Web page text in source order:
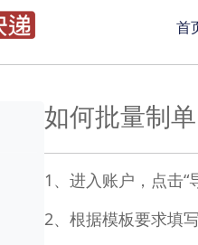
首
如何批量制单
1、进入账户，点击“
2、根据模板要求填